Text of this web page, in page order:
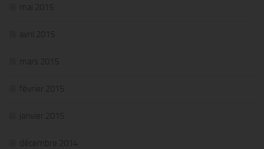
mai 2015
avril 2015
mars 2015
février 2015
janvier 2015
décembre 2014